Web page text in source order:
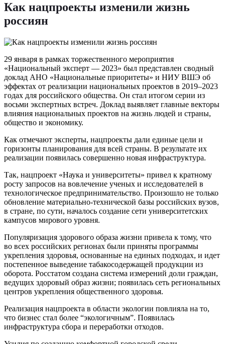
Как нацпроекты изменили жизнь
россиян
29 января в рамках торжественного мероприятия
«Национальный эксперт — 2023» был представлен сводный
доклад АНО «Национальные приоритеты» и НИУ ВШЭ об
эффектах от реализации национальных проектов в 2019–2023
годах для российского общества. Он стал итогом серии из
восьми экспертных встреч. Доклад выявляет главные векторы
влияния национальных проектов на жизнь людей и страны,
общество и экономику.
Как отмечают эксперты, нацпроекты дали единые цели и
горизонты планирования для всей страны. В результате их
реализации появилась совершенно новая инфраструктура.
Так, нацпроект «Наука и университеты» привел к кратному
росту запросов на вовлечение ученых и исследователей в
технологическое предпринимательство. Произошло не только
обновление материально-технической базы российских вузов,
в стране, по сути, началось создание сети университетских
кампусов мирового уровня.
Популяризация здорового образа жизни привела к тому, что
во всех российских регионах были приняты программы
укрепления здоровья, основанные на единых подходах, и идет
постепенное выведение табакосодержащей продукции из
оборота. Росстатом создана система измерений доли граждан,
ведущих здоровый образ жизни; появилась сеть региональных
центров укрепления общественного здоровья.
Реализация нацпроекта в области экологии повлияла на то,
что бизнес стал более “экологичным”. Появилась
инфраструктура сбора и переработки отходов.